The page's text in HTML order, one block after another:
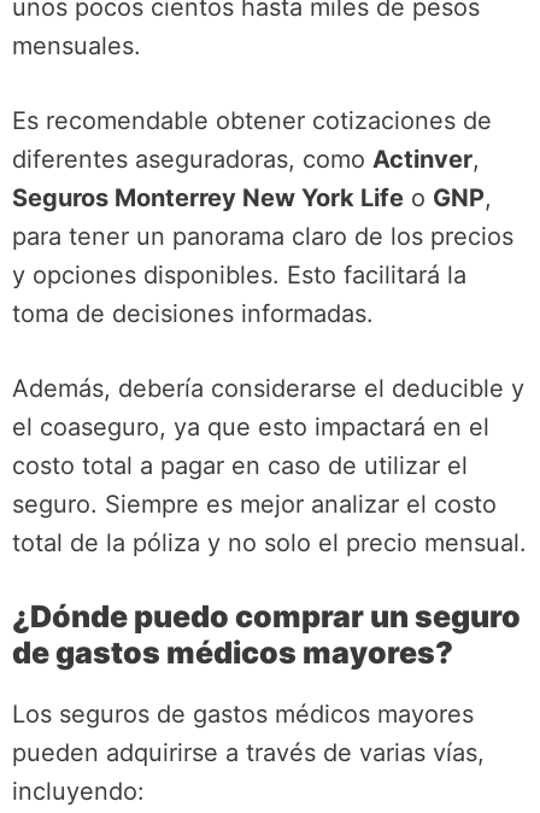
unos pocos cientos hasta miles de pesos
mensuales.
Es recomendable obtener cotizaciones de
diferentes aseguradoras, como Actinver,
Seguros Monterrey New York Life o GNP,
para tener un panorama claro de los precios
y opciones disponibles. Esto facilitará la
toma de decisiones informadas.
Además, debería considerarse el deducible y
el coaseguro, ya que esto impactará en el
costo total a pagar en caso de utilizar el
seguro. Siempre es mejor analizar el costo
total de la póliza y no solo el precio mensual.
¿Dónde puedo comprar un seguro
de gastos médicos mayores?
Los seguros de gastos médicos mayores
pueden adquirirse a través de varias vías,
incluyendo: